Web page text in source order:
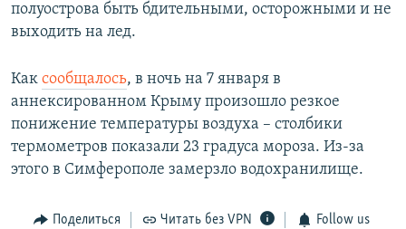
полуострова быть бдительными, осторожными и не
выходить на лед.
Как сообщалось, в ночь на 7 января в
аннексированном Крыму произошло резкое
понижение температуры воздуха – столбики
термометров показали 23 градуса мороза. Из-за
этого в Симферополе замерзло водохранилище.
Поделиться Читать без VPN Follow us